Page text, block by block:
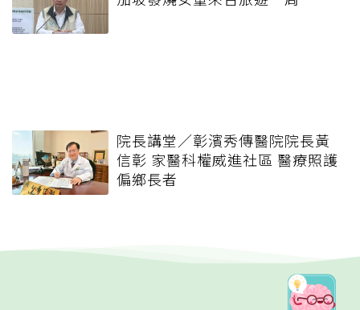
院長講堂／彰濱秀傳醫院院長黃
信彰 家醫科權威進社區 醫療照護
偏鄉長者